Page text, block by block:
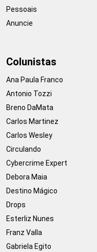
Pessoais
Anuncie
Colunistas
Ana Paula Franco
Antonio Tozzi
Breno DaMata
Carlos Martinez
Carlos Wesley
Circulando
Cybercrime Expert
Debora Maia
Destino Mágico
Drops
Esterliz Nunes
Franz Valla
Gabriela Egito